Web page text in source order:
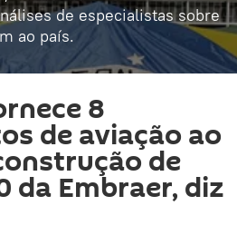
de especialistas sobre
ao país.
8
de aviação ao
de
da Embraer, diz